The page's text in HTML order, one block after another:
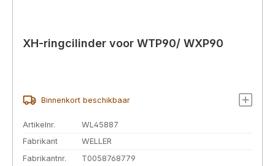
XH-ringcilinder voor WTP90/ WXP90
Binnenkort beschikbaar
Artikelnr.
WL45887
Fabrikant
WELLER
Fabrikantnr.
T0058768779